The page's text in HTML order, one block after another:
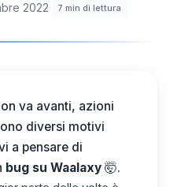
2022· 7 min di lettura
va avanti, azioni
diversi motivi
a pensare di
bug su Waalaxy 🤯.